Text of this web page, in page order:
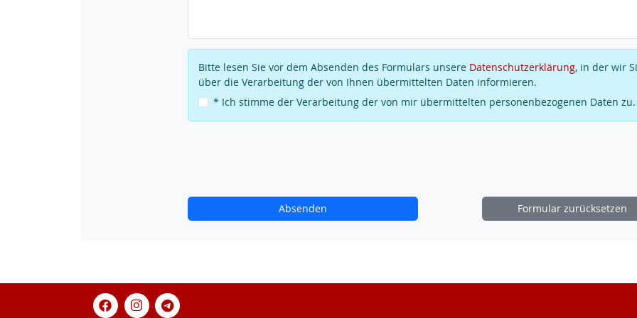
Bitte lesen Sie vor dem Absenden des Formulars unsere Datenschutzerklärung, in der wir
über die Verarbeitung der von Ihnen übermittelten Daten informieren.
* Ich stimme der Verarbeitung der von mir übermittelten personenbezogenen Daten zu.
Absenden Formular zurücksetzen